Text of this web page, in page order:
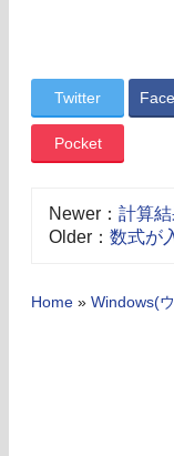
Twitter
Pocket
Newer： 計算
Older： 数式が
Home » Windows(